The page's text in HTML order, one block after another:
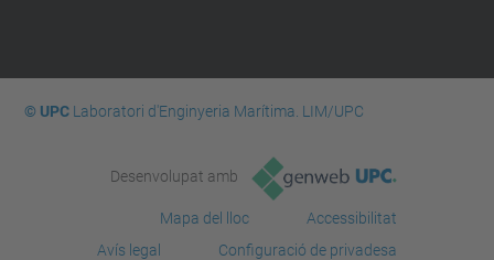
© UPCLaboratori d'Enginyeria Marítima. LIM/UPC
Desenvolupat amb
Mapa del lloc
Accessibilitat
Avís legal
Configuració de privadesa